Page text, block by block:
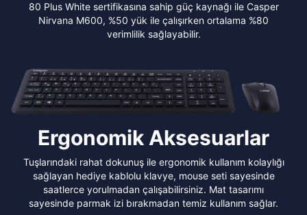
80 Plus White sertifikasına sahip güç kaynağı ile Casper
Nirvana M600, %50 yük ile çalışırken ortalama %80
verimlilik sağlayabilir.
Ergonomik Aksesuarlar
Tuşlarındaki rahat dokunuş ile ergonomik kullanım kolaylığı
sağlayan hediye kablolu klavye, mouse seti sayesinde
saatlerce yorulmadan çalışabilirsiniz. Mat tasarımı
sayesinde parmak izi bırakmadan temiz kullanım sağlar.